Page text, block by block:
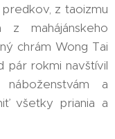
z taoizmu
mahájánskeho
chrám Wong Tai
pár rokmi navštívil
a
všetky priania a